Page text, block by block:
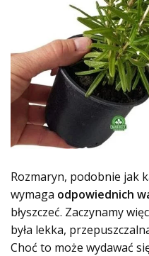
Rozmaryn, podobnie jak
wymaga odpowiednich
błyszczeć. Zaczynamy
była lekka,
Choć to może wydawać